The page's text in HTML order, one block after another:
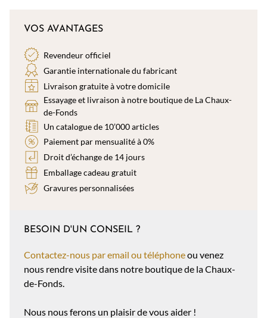
VOS AVANTAGES
Revendeur officiel
Garantie internationale du fabricant
Livraison gratuite à votre domicile
Essayage et livraison à notre boutique de La Chaux-
de-Fonds
Un catalogue de 10’000 articles
Paiement par mensualité à 0%
Droit d’échange de 14 jours
Emballage cadeau gratuit
Gravures personnalisées
BESOIN D'UN CONSEIL ?
Contactez-nous par email ou téléphoneou venez
nous rendre visite dans notre boutique de la Chaux-
de-Fonds.
Nous nous ferons un plaisir de vous aider !